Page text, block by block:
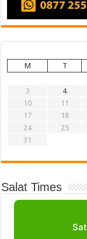
M
T
3
4
10
11
17
18
24
25
31
Salat Times